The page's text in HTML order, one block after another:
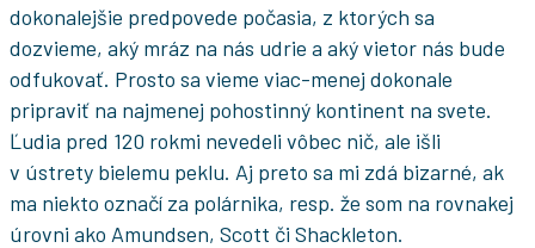
dokonalejšie predpovede počasia, z ktorých sa
dozvieme, aký mráz na nás udrie a aký vietor nás bude
odfukovať. Prosto sa vieme viac-menej dokonale
pripraviť na najmenej pohostinný kontinent na svete.
Ľudia pred 120 rokmi nevedeli vôbec nič, ale išli
v ústrety bielemu peklu. Aj preto sa mi zdá bizarné, ak
ma niekto označí za polárnika, resp. že som na rovnakej
úrovni ako Amundsen, Scott či Shackleton.